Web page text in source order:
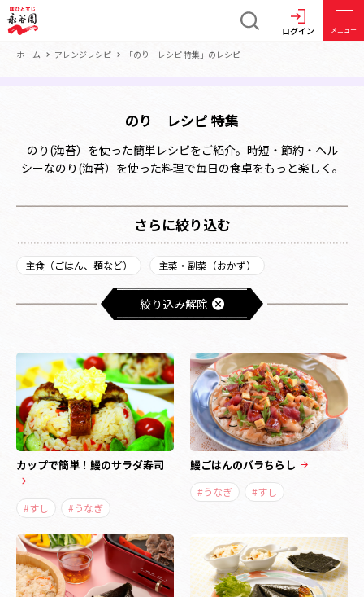
ログイン メニュー
ホーム アレンジレシピ 「のり レシピ 特集」のレシピ
のり レシピ 特集
のり(海苔）を使った簡単レシピをご紹介。時短・節約・ヘル
シーなのり(海苔）を使った料理で毎日の食卓をもっと楽しく。
さらに絞り込む
主食（ごはん、麺など） 主菜・副菜（おかず）
絞り込み解除
カップで簡単！鰻のサラダ寿司
#すし #うなぎ
鰻ごはんのバラちらし
#うなぎ #すし